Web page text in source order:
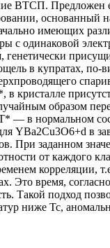
ВТСП. Предложен
имеющих
с одинаковой
генетически
в купратах,
кристалле
образом
— в нормальном
в
При заданном
от каждого
корреляции,
время,
Такой подход
ниже Tc,